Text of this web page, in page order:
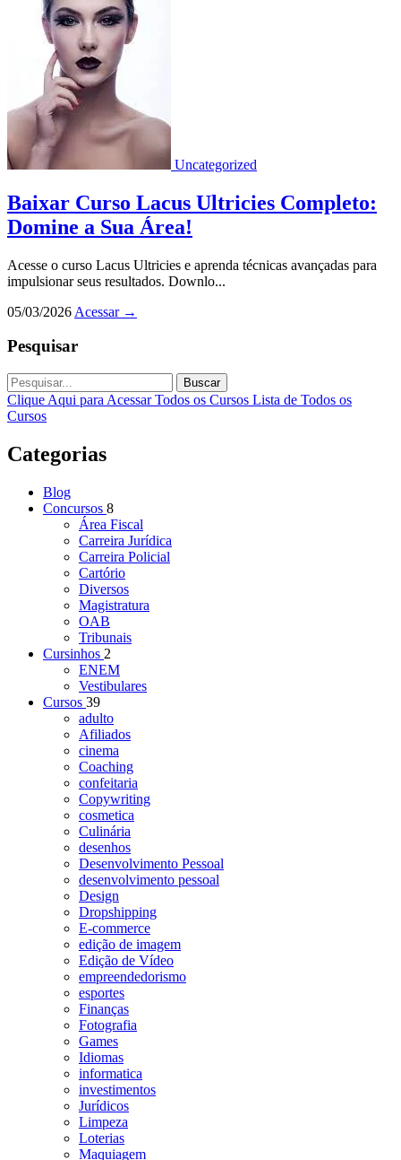
Uncategorized
Baixar Curso Lacus Ultricies Completo:
Domine a Sua Área!
Acesse o curso Lacus Ultricies e aprenda técnicas avançadas para
impulsionar seus resultados. Downlo...
05/03/2026 Acessar →
Pesquisar
Buscar
Clique Aqui para Acessar Todos os Cursos Lista de Todos os
Cursos
Categorias
Blog
Concursos 8
Área Fiscal
Carreira Jurídica
Carreira Policial
Cartório
Diversos
Magistratura
OAB
Tribunais
Cursinhos 2
ENEM
Vestibulares
Cursos 39
adulto
Afiliados
cinema
Coaching
confeitaria
Copywriting
cosmetica
Culinária
desenhos
Desenvolvimento Pessoal
desenvolvimento pessoal
Design
Dropshipping
E-commerce
edição de imagem
Edição de Vídeo
empreendedorismo
esportes
Finanças
Fotografia
Games
Idiomas
informatica
investimentos
Jurídicos
Limpeza
Loterias
Maquiagem